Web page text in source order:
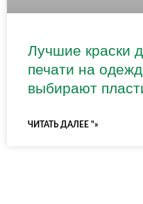
Лучшие краски
печати на
выбирают
ЧИТАТЬ ДАЛЕЕ "»